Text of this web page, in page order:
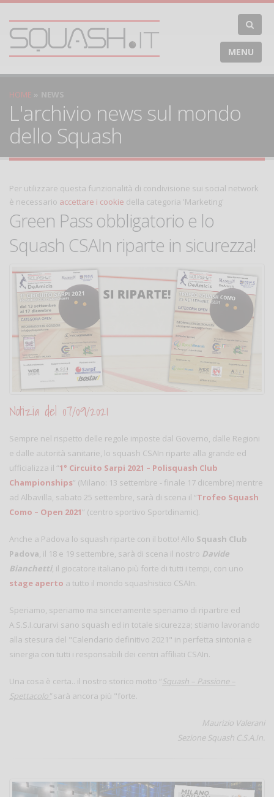
MENU
HOME NEWS
L'archivio news sul mondo
dello Squash
Per utilizzare questa funzionalità di condivisione sui social network
è necessario accettare i cookie della categoria 'Marketing'
Green Pass obbligatorio e lo
Squash CSAIn riparte in sicurezza!
Notizia del 07/09/2021
Sempre nel rispetto delle regole imposte dal Governo, dalle Regioni
e dalle autorità sanitarie, lo squash CSAIn riparte alla grande ed
ufficializza il “1° Circuito Sarpi 2021 – Polisquash Club
Championships” (Milano: 13 settembre - finale 17 dicembre) mentre
ad Albavilla, sabato 25 settembre, sarà di scena il “Trofeo Squash
Como – Open 2021” (centro sportivo Sportdinamic).
Anche a Padova lo squash riparte con il botto! Allo Squash Club
Padova, il 18 e 19 settembre, sarà di scena il nostro Davide
Bianchetti, il giocatore italiano più forte di tutti i tempi, con uno
stage aperto a tutto il mondo squashistico CSAIn.
Speriamo, speriamo ma sinceramente speriamo di ripartire ed
A.S.S.I.curarvi sano squash ed in totale sicurezza; stiamo lavorando
alla stesura del "Calendario definitivo 2021" in perfetta sintonia e
sinergia con tutti i responsabili dei centri affiliati CSAIn.
Una cosa è certa.. il nostro storico motto “Squash – Passione –
Spettacolo" sarà ancora più "forte.
Maurizio Valerani
Sezione Squash C.S.A.In.